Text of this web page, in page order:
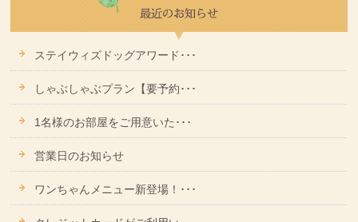
ステイウィズドッグアワード･･･
しゃぶしゃぶプラン【要予約･･･
1名様のお部屋をご用意いた･･･
営業日のお知らせ
ワンちゃんメニュー新登場！･･･